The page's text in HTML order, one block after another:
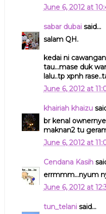
June 6, 2012 at
sabar dubaisaid...
salam QH.
kedai ni
tau...mase duk
lalu..tp xpnh
June 6, 2012 at
khairiah khaizu
br kenal
maknan2 tu
June 6, 2012 at
Cendana Kasih
errmmm...nyum
June 6, 2012 at
tun_telanisaid...